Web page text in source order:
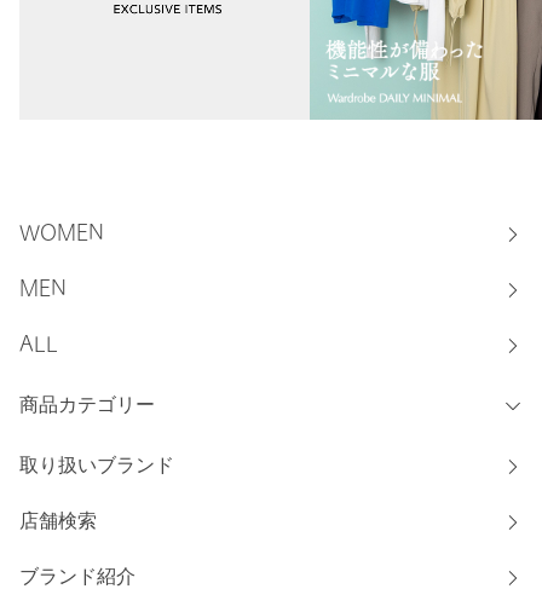
WOMEN
MEN
ALL
商品カテゴリー
取り扱いブランド
店舗検索
ブランド紹介